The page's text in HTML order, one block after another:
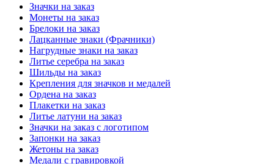
Значки на заказ
Монеты на заказ
Брелоки на заказ
Лацканные знаки (Фрачники)
Нагрудные знаки на заказ
Литье серебра на заказ
Шильды на заказ
Крепления для значков и медалей
Ордена на заказ
Плакетки на заказ
Литье латуни на заказ
Значки на заказ с логотипом
Запонки на заказ
Жетоны на заказ
Медали с гравировкой